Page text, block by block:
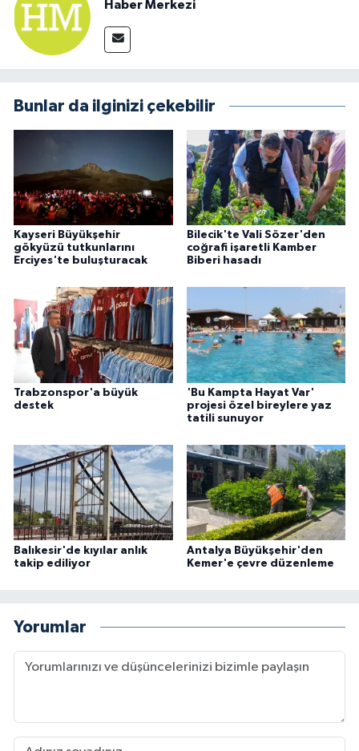
Haber Merkezi
Bunlar da ilginizi çekebilir
Kayseri Büyükşehir
gökyüzü tutkunlarını
Erciyes'te buluşturacak
Bilecik'te Vali Sözer'den
coğrafi işaretli Kamber
Biberi hasadı
Trabzonspor'a büyük
destek
'Bu Kampta Hayat Var'
projesi özel bireylere yaz
tatili sunuyor
Balıkesir'de kıyılar anlık
takip ediliyor
Antalya Büyükşehir'den
Kemer'e çevre düzenleme
Yorumlar